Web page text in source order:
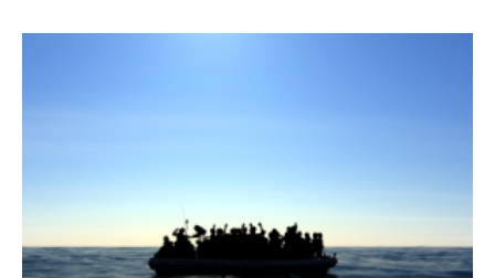
actuel
recours
contre